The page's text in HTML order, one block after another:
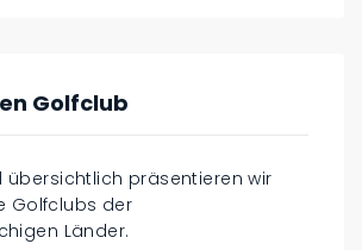
Golfclub
übersichtlich präsentieren wir
Golfclubs der
Länder.